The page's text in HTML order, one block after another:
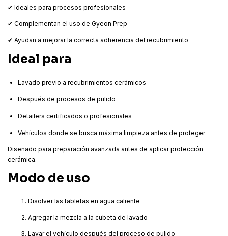
✔ Ideales para procesos profesionales
✔ Complementan el uso de Gyeon Prep
✔ Ayudan a mejorar la correcta adherencia del recubrimiento
Ideal para
Lavado previo a recubrimientos cerámicos
Después de procesos de pulido
Detailers certificados o profesionales
Vehículos donde se busca máxima limpieza antes de proteger
Diseñado para preparación avanzada antes de aplicar protección
cerámica.
Modo de uso
Disolver las tabletas en agua caliente
Agregar la mezcla a la cubeta de lavado
Lavar el vehículo después del proceso de pulido